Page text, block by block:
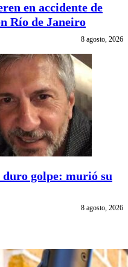
en accidente de
Río de Janeiro
8 agosto, 2026
golpe: murió su
8 agosto, 2026